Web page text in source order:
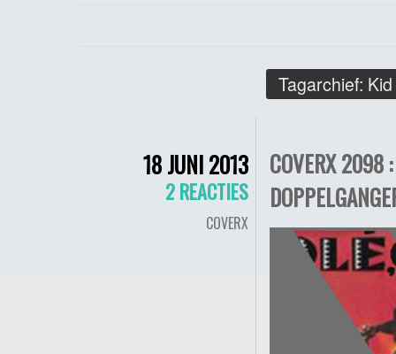
Tagarchief:
18 JUNI 2013
2 REACTIES
COVERX
COVERX 2098